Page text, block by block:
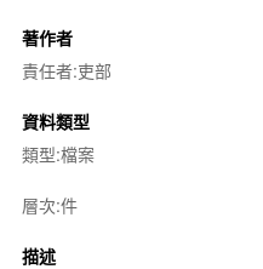
著作者
責任者:吏部
資料類型
類型:檔案
層次:件
描述